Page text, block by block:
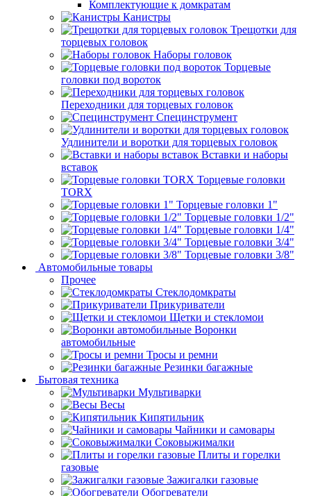
Комплектующие к домкратам
Канистры
Трещотки для
торцевых головок
Наборы головок
Торцевые
головки под вороток
Переходники для торцевых головок
Специнструмент
Удлинители и воротки для торцевых головок
Вставки и наборы
вставок
Торцевые головки
TORX
Торцевые головки 1"
Торцевые головки 1/2"
Торцевые головки 1/4"
Торцевые головки 3/4"
Торцевые головки 3/8"
Автомобильные товары
Прочее
Стеклодомкраты
Прикуриватели
Щетки и стекломои
Воронки
автомобильные
Тросы и ремни
Резинки багажные
Бытовая техника
Мультиварки
Весы
Кипятильник
Чайники и самовары
Соковыжималки
Плиты и горелки
газовые
Зажигалки газовые
Обогреватели